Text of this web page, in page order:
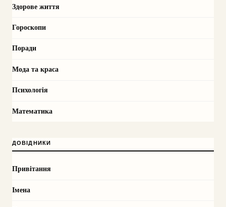
Здорове життя
Гороскопи
Поради
Мода та краса
Психологія
Математика
ДОВІДНИКИ
Привітання
Імена